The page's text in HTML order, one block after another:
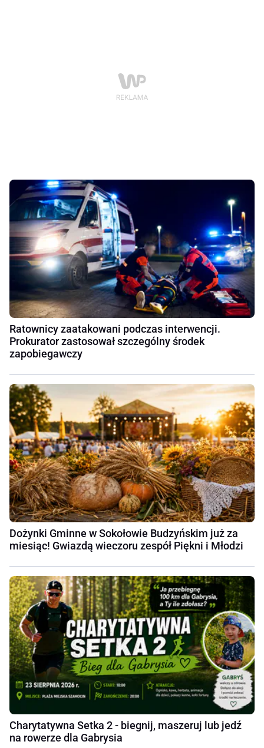
Ratownicy zaatakowani podczas interwencji.
Prokurator zastosował szczególny środek
zapobiegawczy
Dożynki Gminne w Sokołowie Budzyńskim już za
miesiąc! Gwiazdą wieczoru zespół Piękni i Młodzi
Charytatywna Setka 2 - biegnij, maszeruj lub jedź
na rowerze dla Gabrysia